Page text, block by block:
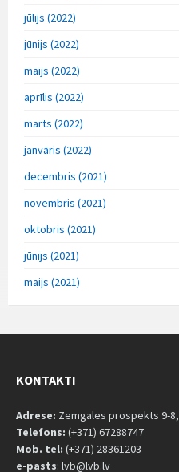
jūlijs (2022)
jūnijs (2022)
maijs (2022)
aprīlis (2022)
marts (2022)
janvāris (2022)
decembris (2021)
novembris (2021)
oktobris (2021)
jūnijs (2021)
maijs (2021)
KONTAKTI
Adrese: Zemgales prospekts 9-8,
Telefons: (+371) 67288747
Mob. tel: (+371) 28361203
e-pasts: lvb@lvb.lv